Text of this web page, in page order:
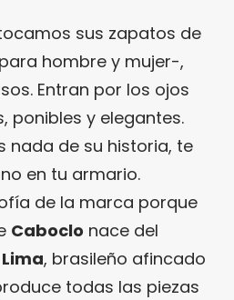
sus zapatos de
hombre y mujer-,
Entran por los ojos
ponibles y elegantes.
nada de su historia, te
en tu armario.
de la marca porque
Caboclo nace del
, brasileño afincado
todas las piezas